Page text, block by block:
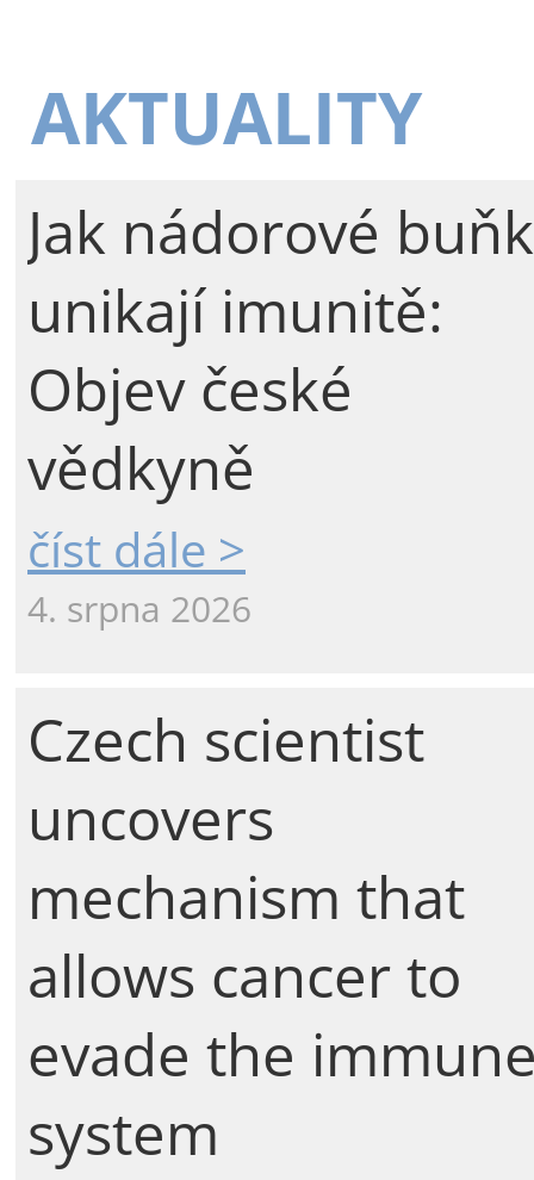
AKTUALITY
Jak nádorové
unikají imunitě:
Objev české
vědkyně
číst dále >
4. srpna 2026
Czech scientist
uncovers
mechanism that
allows cancer to
evade the
system